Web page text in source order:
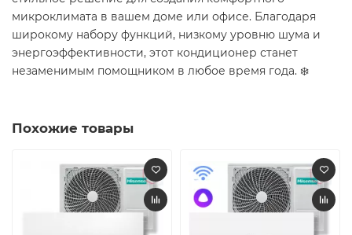
микроклимата в вашем доме или офисе. Благодаря
широкому набору функций, низкому уровню шума и
энергоэффективности, этот кондиционер станет
незаменимым помощником в любое время года. ❄️
Похожие товары